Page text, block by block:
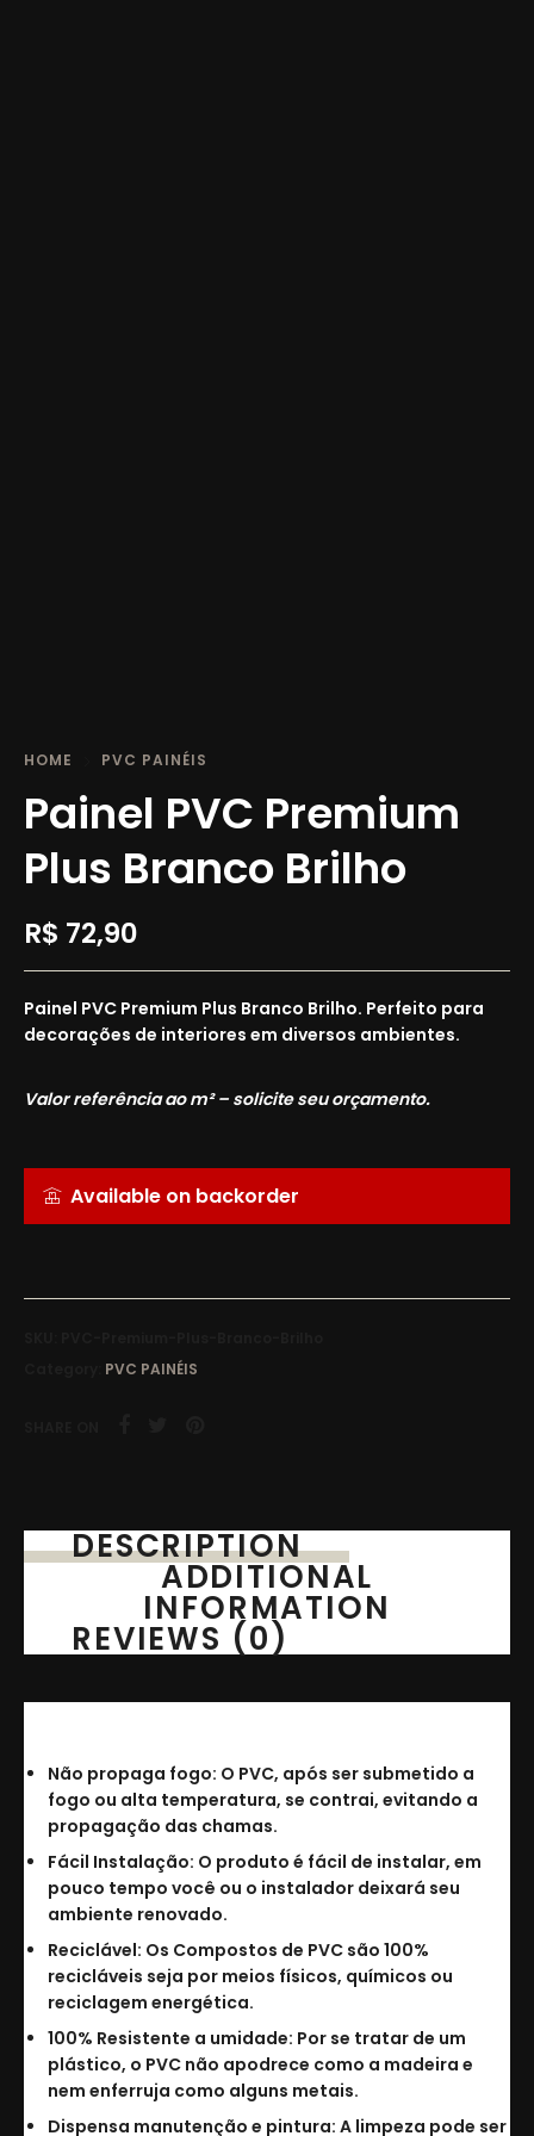
HOME PVC PAINÉIS
Painel PVC Premium
Plus Branco Brilho
R$ 72,90
Painel PVC Premium Plus Branco Brilho. Perfeito para
decorações de interiores em diversos ambientes.
Valor referência ao m² – solicite seu orçamento.
Available on backorder
PVC PAINÉIS
DESCRIPTION
ADDITIONAL
INFORMATION
REVIEWS (0)
Não propaga fogo: O PVC, após ser submetido a
fogo ou alta temperatura, se contrai, evitando a
propagação das chamas.
Fácil Instalação: O produto é fácil de instalar, em
pouco tempo você ou o instalador deixará seu
ambiente renovado.
Reciclável: Os Compostos de PVC são 100%
recicláveis seja por meios físicos, químicos ou
reciclagem energética.
100% Resistente a umidade: Por se tratar de um
plástico, o PVC não apodrece como a madeira e
nem enferruja como alguns metais.
Dispensa manutenção e pintura: A limpeza pode ser